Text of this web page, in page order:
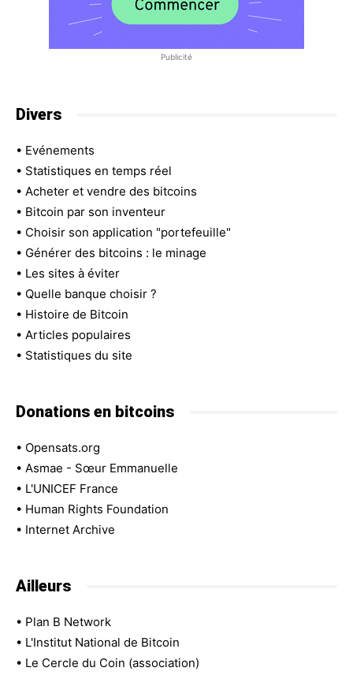
Publicité
Divers
• Evénements
• Statistiques en temps réel
• Acheter et vendre des bitcoins
• Bitcoin par son inventeur
• Choisir son application "portefeuille"
• Générer des bitcoins : le minage
• Les sites à éviter
• Quelle banque choisir ?
• Histoire de Bitcoin
• Articles populaires
• Statistiques du site
Donations en bitcoins
• Opensats.org
• Asmae - Sœur Emmanuelle
• L'UNICEF France
• Human Rights Foundation
• Internet Archive
Ailleurs
• Plan B Network
• L'Institut National de Bitcoin
• Le Cercle du Coin (association)